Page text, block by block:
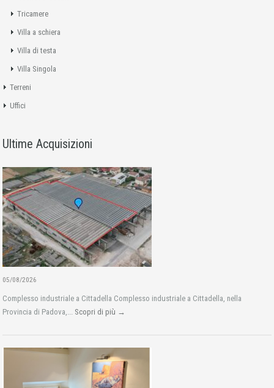
Tricamere
Villa a schiera
Villa di testa
Villa Singola
Terreni
Uffici
Ultime Acquisizioni
05/08/2026
Complesso industriale a Cittadella Complesso industriale a Cittadella, nella
Provincia di Padova,... Scopri di più →